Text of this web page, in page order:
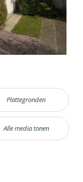
Plattegronden
Alle media tonen